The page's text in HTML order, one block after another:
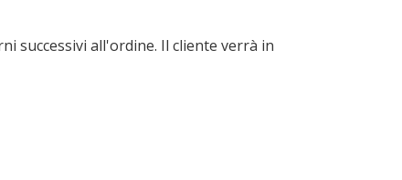
successivi all'ordine. Il cliente verrà in